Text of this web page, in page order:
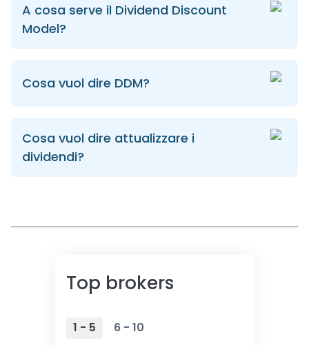
A cosa serve il Dividend Discount
Model?
Cosa vuol dire DDM?
Cosa vuol dire attualizzare i
dividendi?
Top brokers
1 - 5 6 - 10